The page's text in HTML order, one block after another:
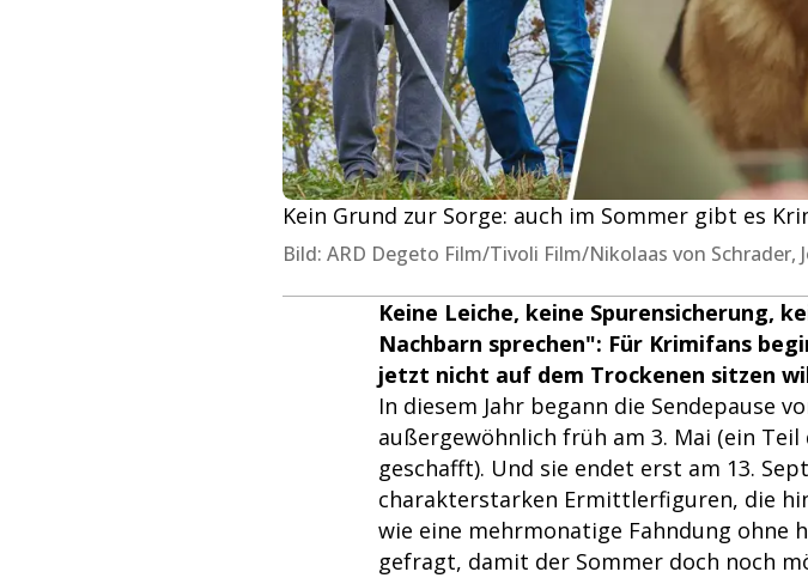
Kein Grund zur Sorge: auch im Sommer gibt es
Bild: ARD Degeto Film/Tivoli Film/Nikolaas von Schrader,
Keine Leiche, keine Spurensicherung,
Nachbarn sprechen": Für Krimifans
jetzt nicht auf dem Trockenen sitzen
In diesem Jahr begann die Sendepause
außergewöhnlich früh am 3. Mai (ein
geschafft). Und sie endet erst am 13.
charakterstarken Ermittlerfiguren, die
wie eine mehrmonatige Fahndung ohne
gefragt, damit der Sommer doch noch